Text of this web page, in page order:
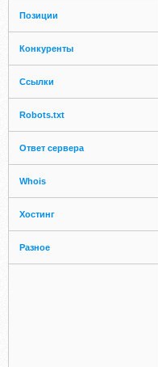
Позиции
Конкуренты
Ссылки
Robots.txt
Ответ сервера
Whois
Хостинг
Разное